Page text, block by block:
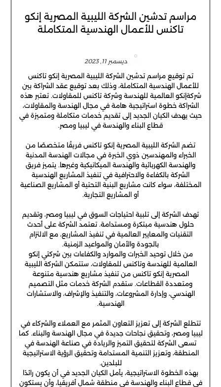
مراسم تدشين الشركة الليبية المصرية إنكو
تاكنس للأعمال الهندسية المتكاملة
ديسمبر 11, 2023
تم توقيع مراسم تدشين الشركة الليبية المصرية إنكو تاكنس
للأعمال الهندسية المتكاملة، وذلك بعد توقيع عقد الشراكة بين
شركةإنكو العالمية للهندسة وشركة تاكنس للمقاولات. تعتبر هذه
الشراكة خطوة استراتيجية هامة في مجال الهندسة والمقاولات،
حيث يهدف الكيان الجديد إلى تقديم خدمات متكاملة ومتميزة في
قطاع البناء والهندسة في ليبيا ومصر.
تضم الشركة الليبية المصرية إنكو تاكنس فريقًا متخصصًا من
الخبراء والمهندسين ذوي الخبرة في مجالات الهندسة المدنية
والهندسة الكهربائية والهندسة الميكانيكية وغيرها. يتميز فريق
الشركة بالكفاءة والاحترافية في تنفيذ المشاريع الهندسية
المختلفة، سواء كانت مشاريع البنية التحتية أو المشاريع الصناعية
أو المشاريع التجارية.
تهدف الشركة إلى تلبية احتياجات السوق في ليبيا ومصر، وتقديم
حلول هندسية مبتكرة ومستدامة. تعتمد الشركة على أحدث
التقنيات والمعايير العالمية في تنفيذ المشاريع، مع الالتزام
بالجودة والأمان والمواعيد الزمنية.
من خلال توحيد الخبرات والموارد والكفاءات بين شركتي إنكو
العالمية للهندسة وتاكنس للمقاولات، ستتمكن الشركة الليبية
المصرية إنكو تاكنس من تنفيذ مشاريع هندسية متنوعة
ومتعددة القطاعات. ستقدم الشركة خدمات مثل التصميم
الهندسي، وإدارة المشروعات، والتنفيذ والإشراف، والاستشارات
الهندسية.
تتطلع الشركة إلى تعزيز التعاون المثمر مع العملاء والشركاء في
ليبيا ومصر، وتحقيق نجاحات جديدة في مجال الهندسة والبناء. كما
تسعى الشركة لتحقيق التميز والريادة في صناعة الهندسة في
المنطقة، وتعزيز التنمية المستدامة وتحقيق الرؤية الاستراتيجية
للبلدين.
بهذه الخطوة الاستراتيجية، يأمل الكيان الجديد في أن يكون رائدًا
في قطاع البناء والهندسة في منطقة شمال أفريقيا، وأن يستكون